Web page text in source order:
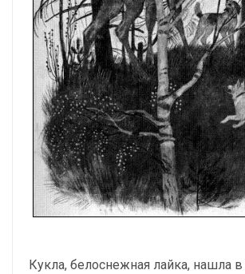
Кукла, белоснежная лайка, нашла